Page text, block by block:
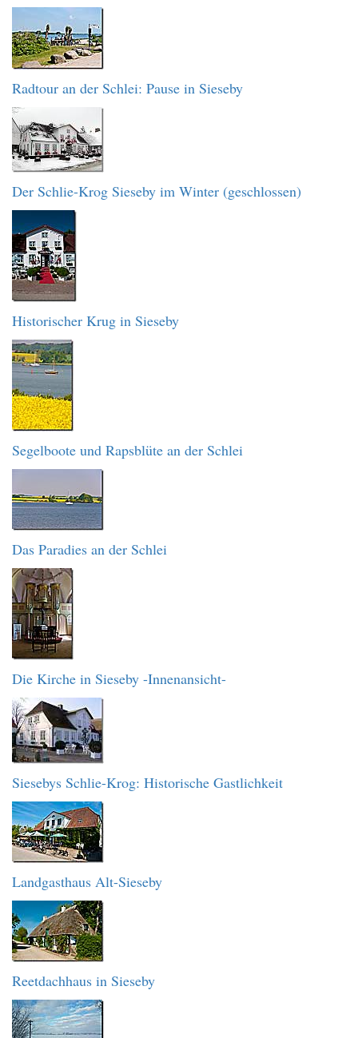
Radtour an der Schlei: Pause in Sieseby
Der Schlie-Krog Sieseby im Winter (geschlossen)
Historischer Krug in Sieseby
Segelboote und Rapsblüte an der Schlei
Das Paradies an der Schlei
Die Kirche in Sieseby -Innenansicht-
Siesebys Schlie-Krog: Historische Gastlichkeit
Landgasthaus Alt-Sieseby
Reetdachhaus in Sieseby